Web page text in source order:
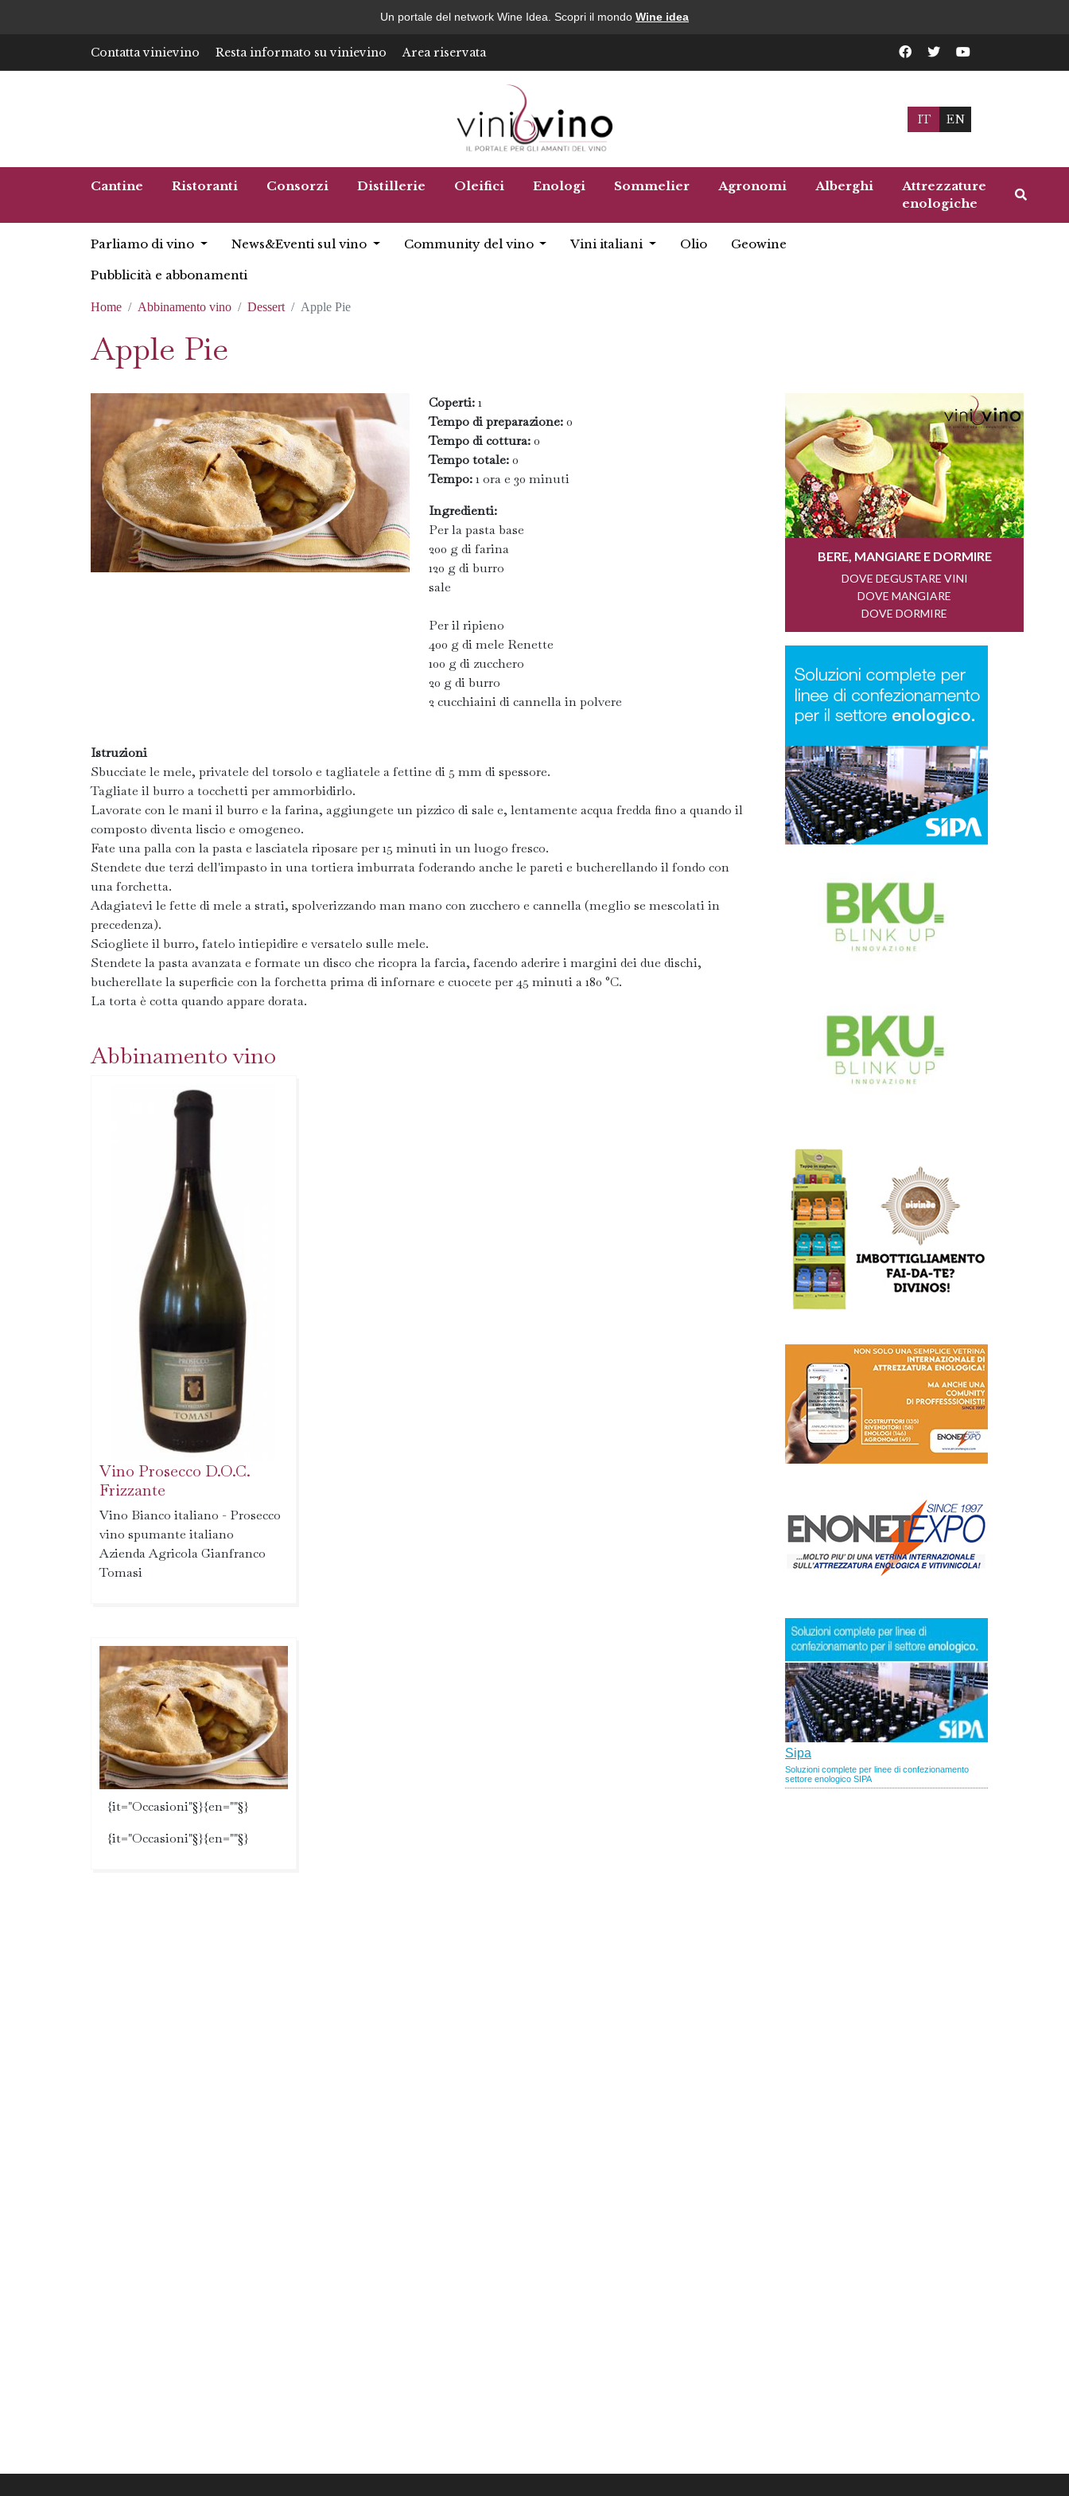
Un portale del network Wine Idea. Scopri il mondo Wine idea
Contatta vinievino Resta informato su vinievino Area riservata
IT EN
Cantine Ristoranti Consorzi Distillerie Oleifici Enologi Sommelier Agronomi Alberghi
Attrezzature
enologiche
Parliamo di vino News&Eventi sul vino Community del vino Vini italiani Olio Geowine
Pubblicità e abbonamenti
Home Abbinamento vino Dessert Apple Pie
Apple Pie
Coperti:1
Tempo di preparazione:0
Tempo di cottura:0
Tempo totale:0
Tempo:1 ora e 30 minuti
Ingredienti:
Per la pasta base
200 g di farina
120 g di burro
sale
Per il ripieno
400 g di mele Renette
100 g di zucchero
20 g di burro
2 cucchiaini di cannella in polvere
Istruzioni
Sbucciate le mele, privatele del torsolo e tagliatele a fettine di 5 mm di spessore.
Tagliate il burro a tocchetti per ammorbidirlo.
Lavorate con le mani il burro e la farina, aggiungete un pizzico di sale e, lentamente acqua fredda fino a quando il
composto diventa liscio e omogeneo.
Fate una palla con la pasta e lasciatela riposare per 15 minuti in un luogo fresco.
Stendete due terzi dell'impasto in una tortiera imburrata foderando anche le pareti e bucherellando il fondo con
una forchetta.
Adagiatevi le fette di mele a strati, spolverizzando man mano con zucchero e cannella (meglio se mescolati in
precedenza).
Sciogliete il burro, fatelo intiepidire e versatelo sulle mele.
Stendete la pasta avanzata e formate un disco che ricopra la farcia, facendo aderire i margini dei due dischi,
bucherellate la superficie con la forchetta prima di infornare e cuocete per 45 minuti a 180 °C.
La torta è cotta quando appare dorata.
Abbinamento vino
Vino Prosecco D.O.C.
Frizzante
Vino Bianco italiano - Prosecco
vino spumante italiano
Azienda Agricola Gianfranco
Tomasi
{it="Occasioni"§}{en=""§}
{it="Occasioni"§}{en=""§}